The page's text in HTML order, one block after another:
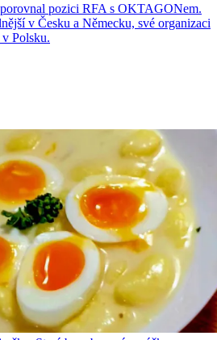
pozici RFA s OKTAGONem.
v Česku a Německu, své organizaci
Polsku.